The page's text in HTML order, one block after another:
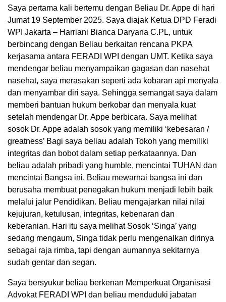
Saya pertama kali bertemu dengan Beliau Dr. Appe di hari
Jumat 19 September 2025. Saya diajak Ketua DPD Feradi
WPI Jakarta – Harriani Bianca Daryana C.PL, untuk
berbincang dengan Beliau berkaitan rencana PKPA
kerjasama antara FERADI WPI dengan UMT. Ketika saya
mendengar beliau menyampaikan gagasan dan nasehat
nasehat, saya merasakan seperti ada kobaran api menyala
dan menyambar diri saya. Sehingga semangat saya dalam
memberi bantuan hukum berkobar dan menyala kuat
setelah mendengar Dr. Appe berbicara. Saya melihat
sosok Dr. Appe adalah sosok yang memiliki ‘kebesaran /
greatness’ Bagi saya beliau adalah Tokoh yang memiliki
integritas dan bobot dalam setiap perkataannya. Dan
beliau adalah pribadi yang humble, mencintai TUHAN dan
mencintai Bangsa ini. Beliau mewarnai bangsa ini dan
berusaha membuat penegakan hukum menjadi lebih baik
melalui jalur Pendidikan. Beliau mengajarkan nilai nilai
kejujuran, ketulusan, integritas, kebenaran dan
keberanian. Hari itu saya melihat Sosok ‘Singa’ yang
sedang mengaum, Singa tidak perlu mengenalkan dirinya
sebagai raja rimba, tapi dengan aumannya sekitarnya
sudah gentar dan segan.
Saya bersyukur beliau berkenan Memperkuat Organisasi
Advokat FERADI WPI dan beliau menduduki jabatan